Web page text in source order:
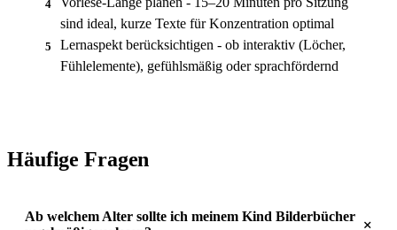
4
sind ideal, kurze Texte für Konzentration optimal
5
Lernaspekt berücksichtigen - ob interaktiv (Löcher,
Fühlelemente), gefühlsmäßig oder sprachfördernd
Häufige Fragen
Ab welchem Alter sollte ich meinem Kind Bilderbücher +